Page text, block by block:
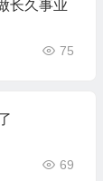
长久事业
75
69